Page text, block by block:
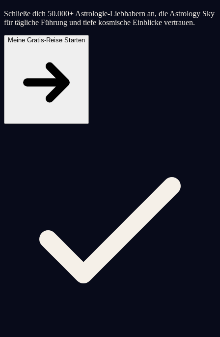
Schließe dich 50.000+ Astrologie-Liebhabern an, die Astrology Sky
für tägliche Führung und tiefe kosmische Einblicke vertrauen.
Meine Gratis-Reise Starten